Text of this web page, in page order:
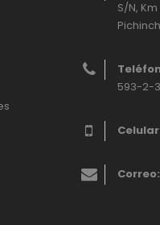
S/N,
593-2-
Correo: